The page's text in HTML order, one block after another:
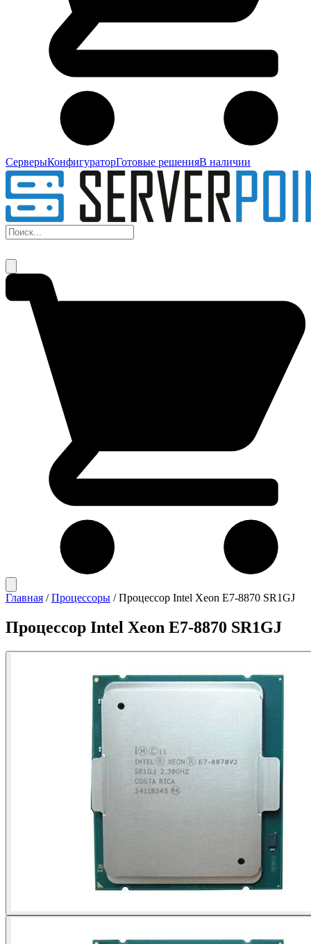
СерверыКонфигураторГотовые решенияВ наличии
Главная / Процессоры / Процессор Intel Xeon E7-8870 SR1GJ
Процессор Intel Xeon E7-8870 SR1GJ